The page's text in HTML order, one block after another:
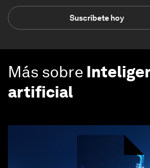
Suscríbete hoy
Más sobre
artificial